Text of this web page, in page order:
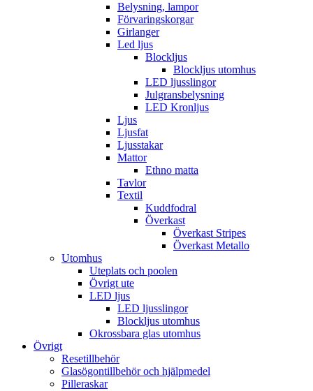
Belysning, lampor
Förvaringskorgar
Girlanger
Led ljus
Blockljus
Blockljus utomhus
LED ljusslingor
Julgransbelysning
LED Kronljus
Ljus
Ljusfat
Ljusstakar
Mattor
Ethno matta
Tavlor
Textil
Kuddfodral
Överkast
Överkast Stripes
Överkast Metallo
Utomhus
Uteplats och poolen
Övrigt ute
LED ljus
LED ljusslingor
Blockljus utomhus
Okrossbara glas utomhus
Övrigt
Resetillbehör
Glasögontillbehör och hjälpmedel
Pilleraskar